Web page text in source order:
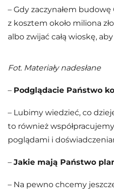
– Gdy zaczynałem
z kosztem około miliona
albo zwijać całą wioskę,
Fot. Materiały nadesłane
– Podglądacie Państwo
– Lubimy wiedzieć, co
to również
poglądami i
– Jakie mają Państwo
– Na pewno chcemy